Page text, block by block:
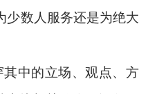
少数人服务还是为绝大
中的立场、观点、方